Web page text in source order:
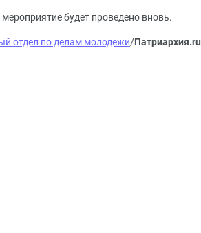
мероприятие будет проведено вновь.
отдел по делам молодежи/Патриархия.ru